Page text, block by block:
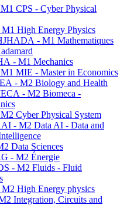
CPS - Cyber Physical
High Energy Physics
- M1 Mathematiques
- M1 Mechanics
MIE - Master in Economics
- M2 Biology and Health
- M2 Biomeca -
Cyber Physical System
- M2 Data AI - Data and
Data Sciences
- M2 Énergie
- M2 Fluids - Fluid
High Energy physics
Integration, Circuits and